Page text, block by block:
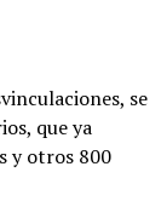
se
que ya
y otros 800